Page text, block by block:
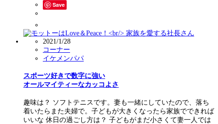
Save
2021/1/28
コーナー
イケメンパパ
スポーツ好きで数字に強い
オールマイティーなカッコよさ
趣味は？ ソフトテニスです。妻も一緒にしていたので、落ち
着いたらまた夫婦で。子どもが大きくなったら家族でできれば
いいな 休日の過ごし方は？ 子どもがまだ小さくて妻一人では